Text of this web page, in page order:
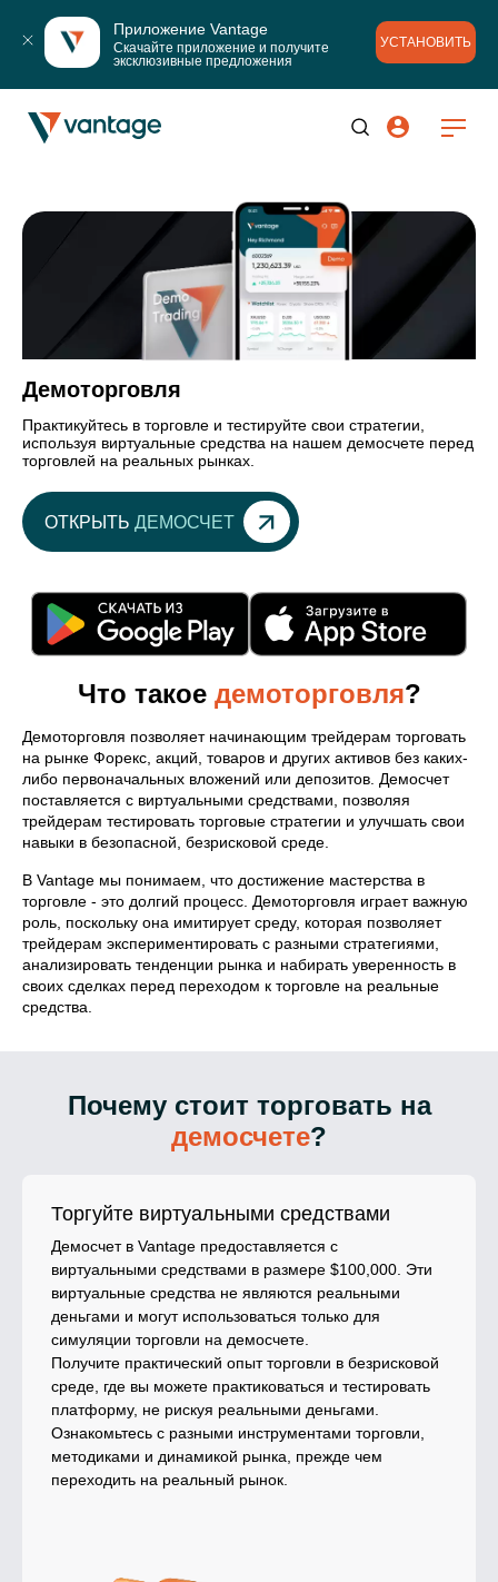
Приложение Vantage
Скачайте приложение и получите
эксклюзивные предложения
УСТАНОВИТЬ
Демоторговля
Практикуйтесь в торговле и тестируйте свои стратегии,
используя виртуальные средства на нашем демосчете перед
торговлей на реальных рынках.
ОТКРЫТЬ ДЕМОСЧЕТ
Что такое демоторговля?
Демоторговля позволяет начинающим трейдерам торговать
на рынке Форекс, акций, товаров и других активов без каких-
либо первоначальных вложений или депозитов. Демосчет
поставляется с виртуальными средствами, позволяя
трейдерам тестировать торговые стратегии и улучшать свои
навыки в безопасной, безрисковой среде.
В Vantage мы понимаем, что достижение мастерства в
торговле - это долгий процесс. Демоторговля играет важную
роль, поскольку она имитирует среду, которая позволяет
трейдерам экспериментировать с разными стратегиями,
анализировать тенденции рынка и набирать уверенность в
своих сделках перед переходом к торговле на реальные
средства.
Почему стоит торговать на
демосчете?
Торгуйте виртуальными средствами
Демосчет в Vantage предоставляется с
виртуальными средствами в размере $100,000. Эти
виртуальные средства не являются реальными
деньгами и могут использоваться только для
симуляции торговли на демосчете.
Получите практический опыт торговли в безрисковой
среде, где вы можете практиковаться и тестировать
платформу, не рискуя реальными деньгами.
Ознакомьтесь с разными инструментами торговли,
методиками и динамикой рынка, прежде чем
переходить на реальный рынок.